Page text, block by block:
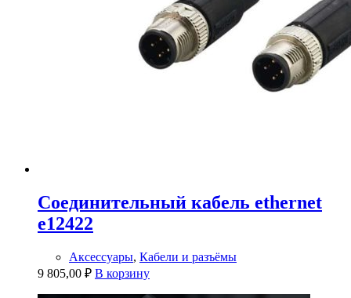
Соединительный кабель ethernet
e12422
Аксессуары, Кабели и разъёмы
9 805,00 ₽ В корзину